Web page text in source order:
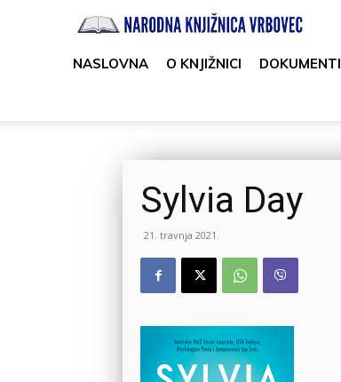
knjižnica
NASLOVNA O KNJIŽNICI DOKUMENTI
Sylvia Day
21. travnja 2021.